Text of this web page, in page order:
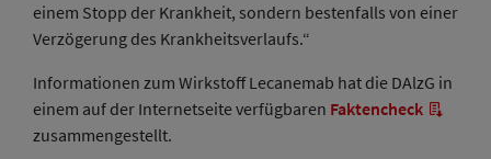
einem Stopp der Krankheit, sondern bestenfalls von einer
Verzögerung des Krankheitsverlaufs.“
Informationen zum Wirkstoff Lecanemab hat die DAlzG in
einem auf der Internetseite verfügbaren Faktencheck
zusammengestellt.